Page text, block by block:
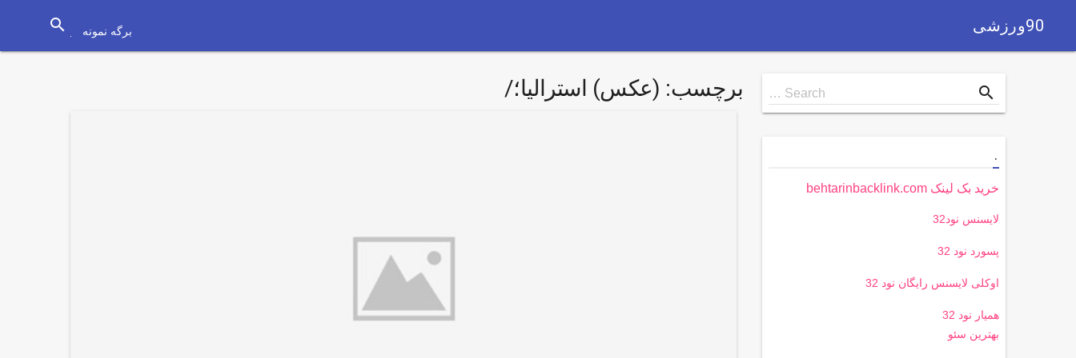
90ورزشی برگه نمونه search
برچسب: (عکس) استرالیا؛/
Search
for
Search … search
.
خرید بک لینک behtarinbacklink.com
لایسنس نود32
پسورد نود 32
اوکلی لایسنس رایگان نود 32
همیار نود 32
بهترین سئو